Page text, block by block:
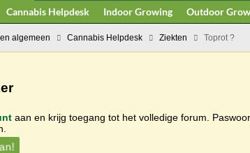
Cannabis Helpdesk Indoor Growing Outdoor
algemeen Cannabis Helpdesk Ziekten Toprot ?
aan en krijg toegang tot het volledige forum.